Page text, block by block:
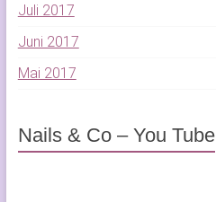
Juli 2017
Juni 2017
Mai 2017
Nails & Co – You Tube